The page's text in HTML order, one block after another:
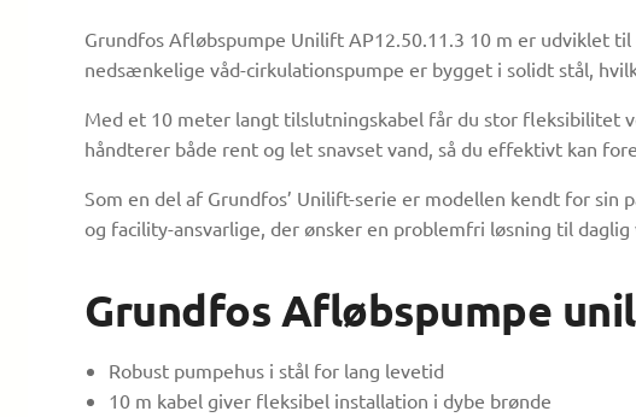
Grundfos Afløbspumpe Unilift AP12.50.11.3 10 m er udviklet
nedsænkelige våd-cirkulationspumpe er bygget i solidt stål,
Med et 10 meter langt tilslutningskabel får du stor fleksibilitet
håndterer både rent og let snavset vand, så du effektivt kan
Som en del af Grundfos’ Unilift-serie er modellen kendt for
og facility-ansvarlige, der ønsker en problemfri løsning til daglig
Grundfos Afløbspumpe
Robust pumpehus i stål for lang levetid
10 m kabel giver fleksibel installation i dybe brønde